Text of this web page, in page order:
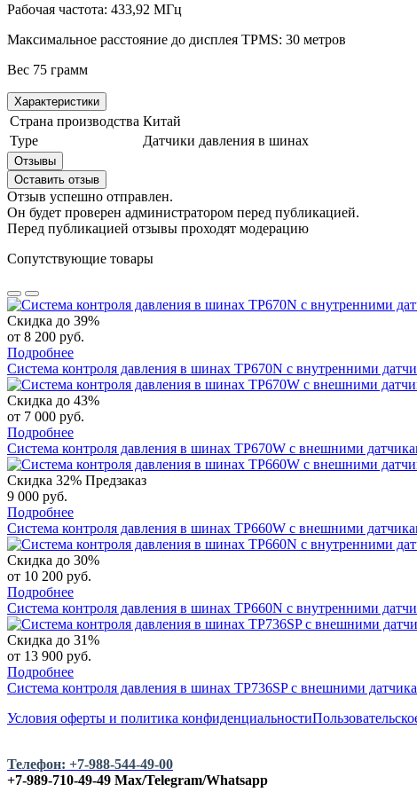
Рабочая частота: 433,92 МГц
Максимальное расстояние до дисплея TPMS: 30 метров
Вес 75 грамм
Характеристики
Страна производства Китай
Type
Датчики давления в шинах
Отзывы
Оставить отзыв
Отзыв успешно отправлен.
Он будет проверен администратором перед публикацией.
Перед публикацией отзывы проходят модерацию
Сопутствующие товары
Скидка до 39%
от 8 200 руб.
Подробнее
Система контроля давления в шинах TP670N с внутренними
Скидка до 43%
от 7 000 руб.
Подробнее
Система контроля давления в шинах TP670W с внешними
Скидка 32% Предзаказ
9 000 руб.
Подробнее
Система контроля давления в шинах TP660W с внешними
Скидка до 30%
от 10 200 руб.
Подробнее
Система контроля давления в шинах TP660N с внутренними
Скидка до 31%
от 13 900 руб.
Подробнее
Система контроля давления в шинах TP736SP с внешними
Условия оферты и политика конфиденциальности
Телефон: +7-988-544-49-00
+7-989-710-49-49 Max/Telegram/Whatsapp